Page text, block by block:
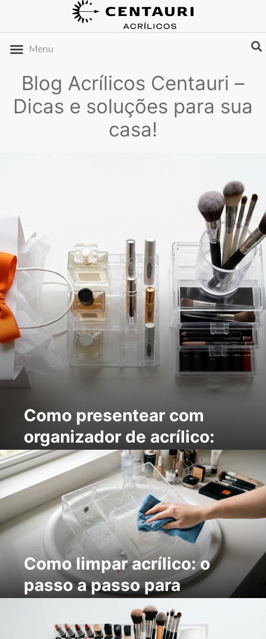
Menu
Blog Acrílicos Centauri –
Dicas e soluções para sua
casa!
Como presentear com
organizador de acrílico:
guia fácil
Como limpar acrílico: o
passo a passo para
manter suas peças
brilhando